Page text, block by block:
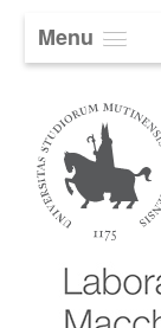
Menu